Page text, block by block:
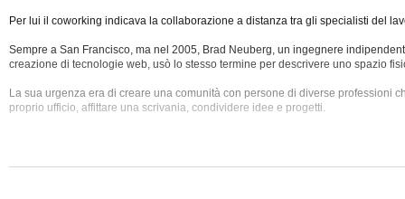
Per lui il coworking indicava la collaborazione a distanza tra gli specialisti del
Sempre a San Francisco, ma nel 2005, Brad Neuberg, un ingegnere
creazione di tecnologie web, usò lo stesso termine per descrivere uno spazio
La sua urgenza era di creare una comunità con persone di diverse professioni
proprio ufficio, affittare una scrivania, condividere idee e progetti.
Per qualche ora al mattino, decisero di ospitare alcune postazioni in affitto per